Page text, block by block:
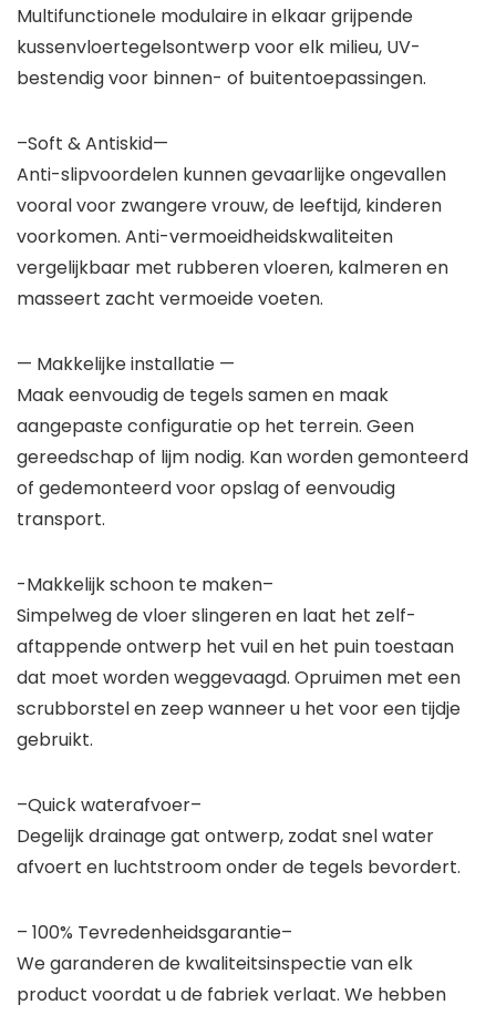
Multifunctionele modulaire in elkaar grijpende
kussenvloertegelsontwerp voor elk milieu, UV-
bestendig voor binnen- of buitentoepassingen.
–Soft & Antiskid—
Anti-slipvoordelen kunnen gevaarlijke ongevallen
vooral voor zwangere vrouw, de leeftijd, kinderen
voorkomen. Anti-vermoeidheidskwaliteiten
vergelijkbaar met rubberen vloeren, kalmeren en
masseert zacht vermoeide voeten.
— Makkelijke installatie —
Maak eenvoudig de tegels samen en maak
aangepaste configuratie op het terrein. Geen
gereedschap of lijm nodig. Kan worden gemonteerd
of gedemonteerd voor opslag of eenvoudig
transport.
-Makkelijk schoon te maken–
Simpelweg de vloer slingeren en laat het zelf-
aftappende ontwerp het vuil en het puin toestaan ​​
dat moet worden weggevaagd. Opruimen met een
scrubborstel en zeep wanneer u het voor een tijdje
gebruikt.
–Quick waterafvoer–
Degelijk drainage gat ontwerp, zodat snel water
afvoert en luchtstroom onder de tegels bevordert.
– 100% Tevredenheidsgarantie–
We garanderen de kwaliteitsinspectie van elk
product voordat u de fabriek verlaat. We hebben